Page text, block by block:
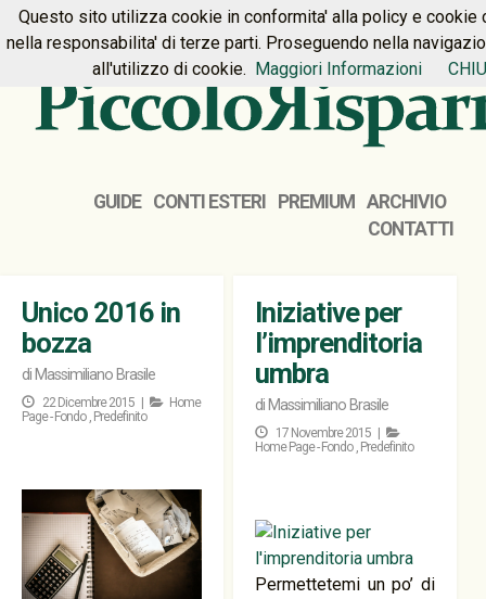
HOME PREMIUM CONTATTI
GUIDE CONTI ESTERI PREMIUM
ARCHIVIO
CONTATTI
Unico 2016 in
bozza
di Massimiliano Brasile
22 Dicembre 2015 |
Home
Page - Fondo , Predefinito
Iniziative per
l’imprenditoria
umbra
di Massimiliano Brasile
17 Novembre 2015 |
Home Page - Fondo , Predefinito
Permettetemi un po’ di
Questo sito utilizza cookie in conformita' alla policy e cookie
nella responsabilita' di terze parti. Proseguendo nella
all'utilizzo di cookie. Maggiori Informazioni